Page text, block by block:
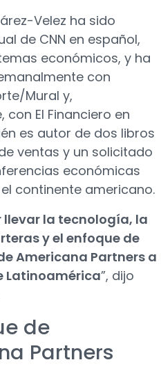
Velez ha sido
de CNN en español,
económicos, y ha
con
Mural y,
con El Financiero en
es autor de dos libros
ventas y un solicitado
económicas
continente americano.
llevar la tecnología, la
y el enfoque de
Americana Partners a
Latinoamérica”, dijo
de
Partners